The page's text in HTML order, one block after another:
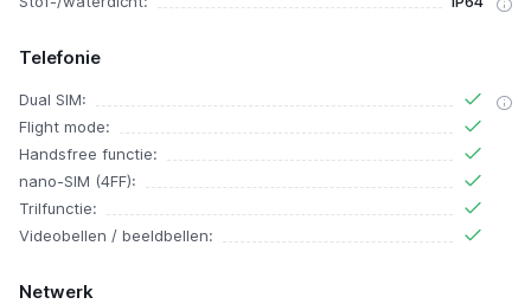
Telefonie
Dual SIM:
Flight mode:
Handsfree functie:
nano-SIM (4FF):
Trilfunctie:
Videobellen / beeldbellen:
Netwerk